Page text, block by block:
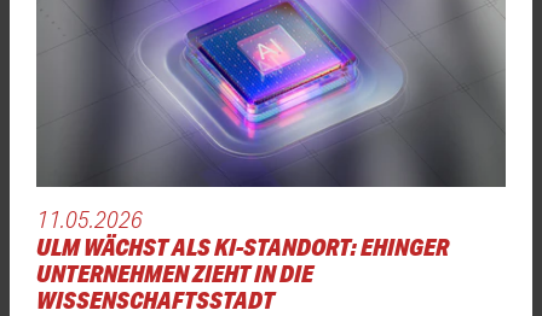
11.05.2026
ULM WÄCHST ALS KI-STANDORT: EHINGER
UNTERNEHMEN ZIEHT IN DIE
WISSENSCHAFTSSTADT